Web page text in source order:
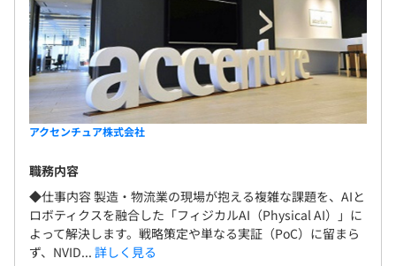
アクセンチュア株式会社
職務内容
◆仕事内容 製造・物流業の現場が抱える複雑な課題を、AIと
ロボティクスを融合した「フィジカルAI（Physical AI）」に
よって解決します。戦略策定や単なる実証（PoC）に留まら
ず、NVID... 詳しく見る